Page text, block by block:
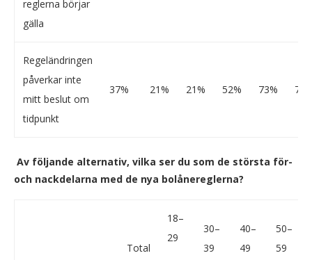
reglerna börjar
gälla
Regeländringen
påverkar inte
mitt beslut om
tidpunkt
37% 21% 21% 52% 73%
Av följande alternativ, vilka ser du som de största för-
och nackdelarna med de nya bolånereglerna?
Total
18–
29
30–
39
40–
49
50–
59